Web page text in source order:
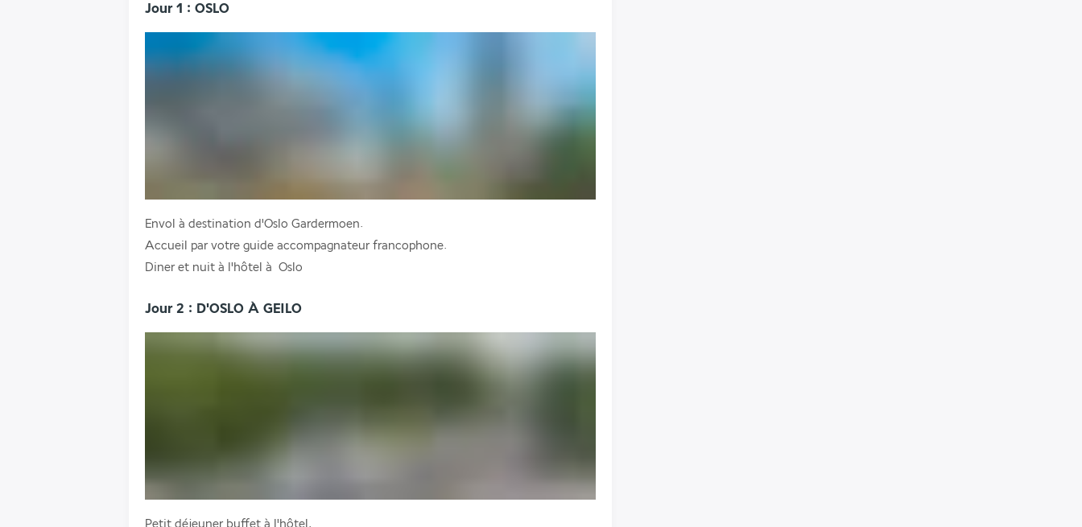
Jour 1 : OSLO
Envol à destination d'Oslo Gardermoen.
Accueil par votre guide accompagnateur francophone.
Diner et nuit à l'hôtel à  Oslo
Jour 2 : D'OSLO À GEILO
Petit déjeuner buffet à l'hôtel.